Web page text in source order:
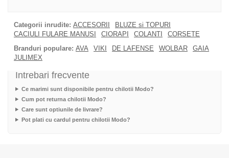
Categorii inrudite: ACCESORII
BLUZE si TOPURI
CACIULI FULARE MANUSI
CIORAPI COLANTI
CORSETE
Branduri populare: AVA VIKI DE LAFENSE WOLBAR
GAIA
JULIMEX
Intrebari frecvente
Ce marimi sunt disponibile pentru chilotii Modo?
Cum pot returna chilotii Modo?
Care sunt optiunile de livrare?
Pot plati cu cardul pentru chilotii Modo?